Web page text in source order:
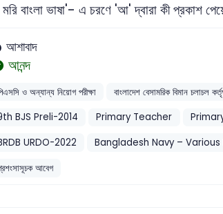
বাংলা ভাষা'- এ চরণে 'আ' দ্বারা কী প্রকাশ
আশাবাদ
আনন্দ
ও অন্যান্য নিয়োগ পরীক্ষা বাংলাদেশ বেসামরিক বিমান
BJS Preli-2014
Primary Teacher
URDO-2022
Bangladesh Navy –
আবেগ